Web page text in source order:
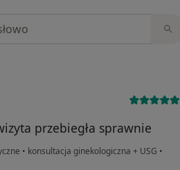
przebiegła sprawnie
• konsultacja ginekologiczna + USG •